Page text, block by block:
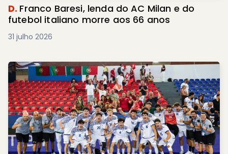
D. Franco Baresi, lenda do AC Milan e do
futebol italiano morre aos 66 anos
31 julho 2026